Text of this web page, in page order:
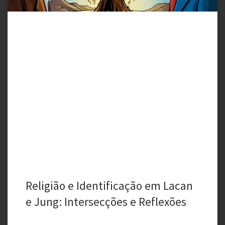
Religião e Identificação em Lacan
e Jung: Intersecções e Reflexões